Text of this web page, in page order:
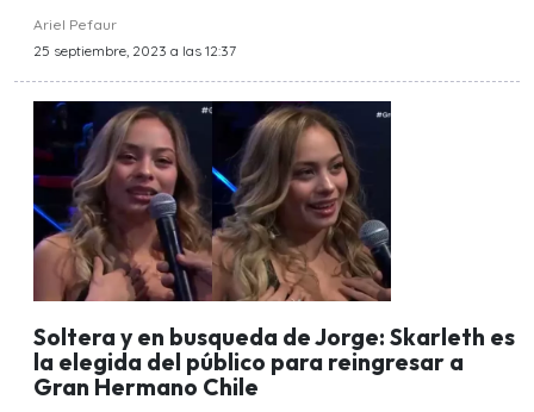
Ariel Pefaur
25 septiembre, 2023 a las 12:37
Soltera y en busqueda de Jorge: Skarleth es
la elegida del público para reingresar a
Gran Hermano Chile